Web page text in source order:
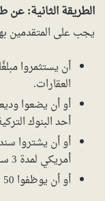
الطريقة الثانية:عن
يجب على المتقدمين
العقارات.
أحد البنوك التركية
أمريكي لمدة 3 سنوات.
أو أن يوظفوا 50 شخصًا تركيًا على الأقل لمدة عام واحد.